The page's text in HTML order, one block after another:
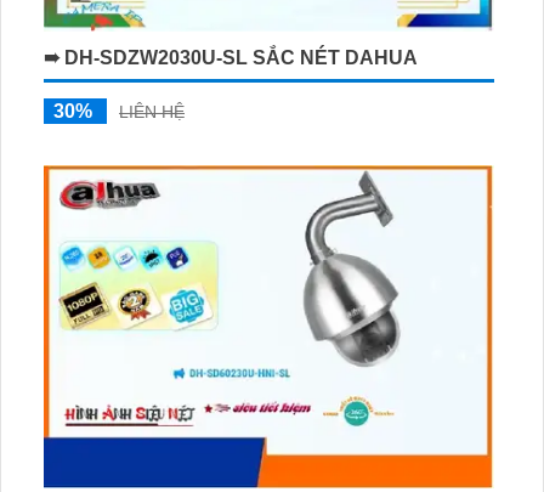
➠ DH-SDZW2030U-SL SẮC NÉT DAHUA
30% LIÊN HỆ